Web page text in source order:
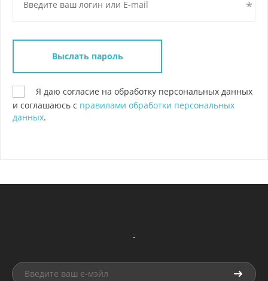
Я даю согласие на обработку персональных данных
и соглашаюсь с правилами обработки персональных
данных.
-